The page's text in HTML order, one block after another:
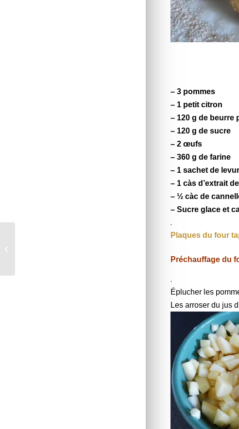
– 3 pommes
– 1 petit citron
– 120 g de beurre
– 120 g de sucre
– 2 œufs
– 360 g de farine
– 1 sachet de
– 1 càs d’extrait
– ½ càc de
– Sucre glace et
.
Plaques du four
Préchauffage du
.
Éplucher les
Les arroser du jus